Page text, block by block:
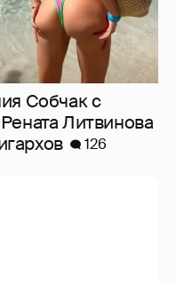
Собчак с
Литвинова
126